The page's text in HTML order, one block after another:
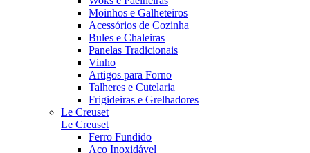
Moinhos e Galheteiros
Acessórios de Cozinha
Bules e Chaleiras
Panelas Tradicionais
Vinho
Artigos para Forno
Talheres e Cutelaria
Frigideiras e Grelhadores
Le Creuset
Le Creuset
Ferro Fundido
Aço Inoxidável